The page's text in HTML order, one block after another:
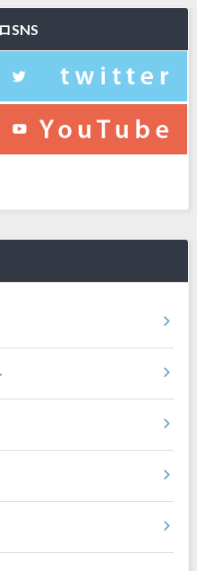
SNS